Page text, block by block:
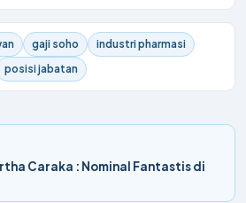
gaji soho
industri pharmasi
posisi jabatan
Caraka : Nominal Fantastis di